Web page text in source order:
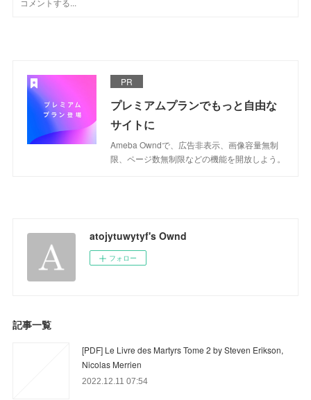
PR
プレミアムプランでもっと自由な
サイトに
Ameba Owndで、広告非表示、画像容量無制
限、ページ数無制限などの機能を開放しよう。
atojytuwytyf's Ownd
フォロー
記事一覧
[PDF] Le Livre des Martyrs Tome 2 by Steven Erikson,
Nicolas Merrien
2022.12.11 07:54